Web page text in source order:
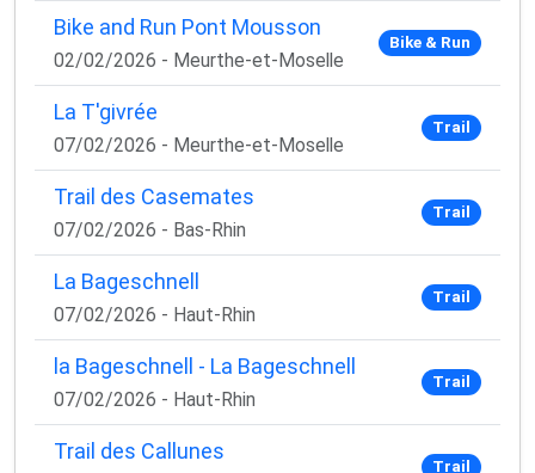
Bike and Run Pont Mousson
02/02/2026 - Meurthe-et-Moselle
Bike & Run
La T'givrée
07/02/2026 - Meurthe-et-Moselle
Trail
Trail des Casemates
07/02/2026 - Bas-Rhin
Trail
La Bageschnell
07/02/2026 - Haut-Rhin
Trail
la Bageschnell - La Bageschnell
07/02/2026 - Haut-Rhin
Trail
Trail des Callunes
Trail